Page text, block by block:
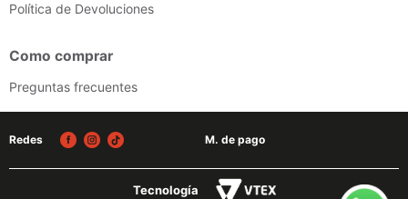
Política de Devoluciones
Como comprar
Preguntas frecuentes
Redes M. de pago
Tecnología